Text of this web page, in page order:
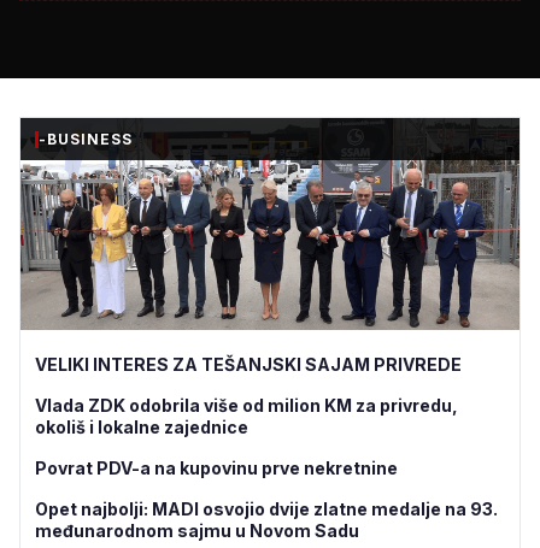
-BUSINESS
VELIKI INTERES ZA TEŠANJSKI SAJAM PRIVREDE
Vlada ZDK odobrila više od milion KM za privredu,
okoliš i lokalne zajednice
Povrat PDV-a na kupovinu prve nekretnine
Opet najbolji: MADI osvojio dvije zlatne medalje na 93.
međunarodnom sajmu u Novom Sadu